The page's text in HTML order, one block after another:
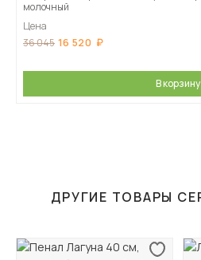
молочный
Цена
36 045 16 520
В корзину
ДРУГИЕ ТОВАРЫ